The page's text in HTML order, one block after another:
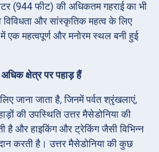
(944 फीट) की अधिकतम गहराई का भी
विविधता और सांस्कृतिक महत्व के लिए
में एक महत्वपूर्ण और मनोरम स्थल बनी हुई
क्षेत्र पर पहाड़ हैं
जाना जाता है, जिनमें पर्वत श्रृंखलाएं,
की उपस्थिति उत्तर मैसेडोनिया की
है और हाइकिंग और ट्रेकिंग जैसी विभिन्न
करती है। उत्तर मैसेडोनिया की कुछ